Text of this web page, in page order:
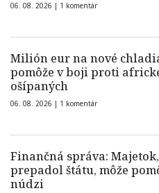
06. 08. 2026 | 1 komentár
Milión eur na nové
pomôže v boji proti
ošípaných
06. 08. 2026 | 1 komentár
Finančná správa:
prepadol štátu, môže
núdzi